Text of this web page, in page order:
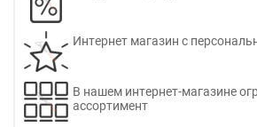
Интернет магазин с
В нашем интернет-магазине
ассортимент